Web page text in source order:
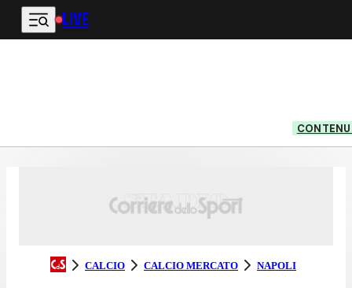
Vai al contenuto principale
LIVE
CALCIO CALCIO MERCATO NAPOLI